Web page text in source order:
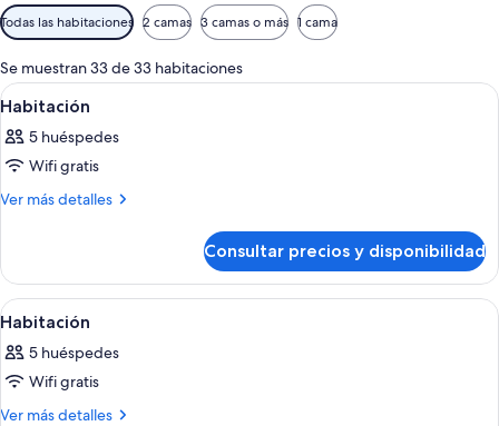
Filtros
disponibles
para
las
habitaciones
Todas las habitaciones 2 camas 3 camas o más 1 cama
Se muestran 33 de 33 habitaciones
Abrir
todas
las
fotos
de
Una bañera con una toalla blanca,
1
Habitación
5 huéspedes
Wifi gratis
Ver más detalles
Más
Consultar precios y disponibilidad
Abrir
todas
las
fotos
de
Habitación de hotel con cama, sofá,
1
Habitación
5 huéspedes
Wifi gratis
Ver más detalles
Más